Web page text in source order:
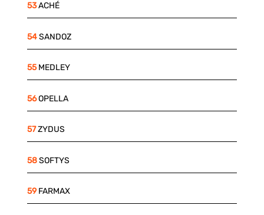
53ACHÉ
54SANDOZ
55MEDLEY
56OPELLA
57ZYDUS
58SOFTYS
59FARMAX